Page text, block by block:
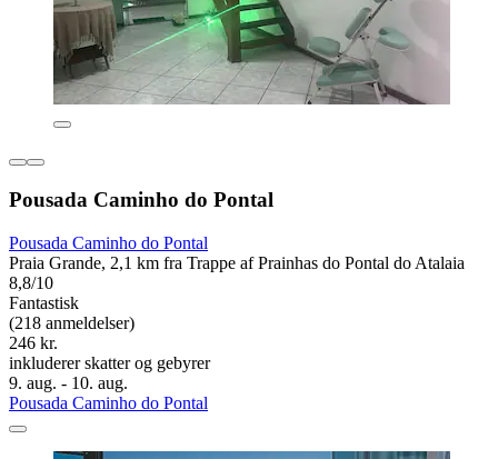
Pousada Caminho do Pontal
Pousada Caminho do Pontal
Praia Grande, 2,1 km fra Trappe af Prainhas do Pontal do Atalaia
8,8/10
Fantastisk
(218 anmeldelser)
246 kr.
inkluderer skatter og gebyrer
9. aug. - 10. aug.
Pousada Caminho do Pontal